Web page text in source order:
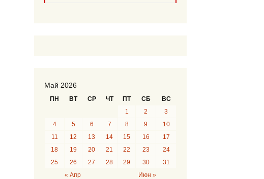
Май 2026
ПН ВТ СР ЧТ ПТ СБ ВС
« Апр Июн »
1 2
3
4
5 6 7 8 9
10
11
12 13 14 15 16
17
18
19 20 21 22 23
24
25
26 27 28 29 30 31